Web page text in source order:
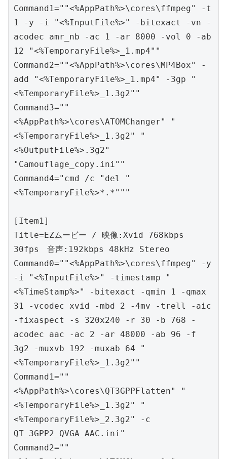
Command1=""<%AppPath%>\cores\ffmpeg" -t
1 -y -i "<%InputFile%>" -bitexact -vn -
acodec amr_nb -ac 1 -ar 8000 -vol 0 -ab
12 "<%TemporaryFile%>_1.mp4""
Command2=""<%AppPath%>\cores\MP4Box" -
add "<%TemporaryFile%>_1.mp4" -3gp "
<%TemporaryFile%>_1.3g2""
Command3=""
<%AppPath%>\cores\ATOMChanger" "
<%TemporaryFile%>_1.3g2" "
<%OutputFile%>.3g2"
"Camouflage_copy.ini""
Command4="cmd /c "del "
<%TemporaryFile%>*.*"""
[Item1]
Title=EZムービー / 映像:Xvid 768kbps
30fps　音声:192kbps 48kHz Stereo
Command0=""<%AppPath%>\cores\ffmpeg" -y
-i "<%InputFile%>" -timestamp "
<%TimeStamp%>" -bitexact -qmin 1 -qmax
31 -vcodec xvid -mbd 2 -4mv -trell -aic
-fixaspect -s 320x240 -r 30 -b 768 -
acodec aac -ac 2 -ar 48000 -ab 96 -f
3g2 -muxvb 192 -muxab 64 "
<%TemporaryFile%>_1.3g2""
Command1=""
<%AppPath%>\cores\QT3GPPFlatten" "
<%TemporaryFile%>_1.3g2" "
<%TemporaryFile%>_2.3g2" -c
QT_3GPP2_QVGA_AAC.ini"
Command2=""